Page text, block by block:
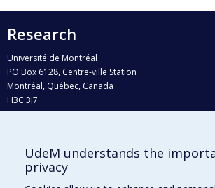
Research
Université de Montréal
PO Box 6128, Centre-ville Station
Montréal, Québec, Canada
H3C 3J7
Who does what?
UdeM understands the
privacy